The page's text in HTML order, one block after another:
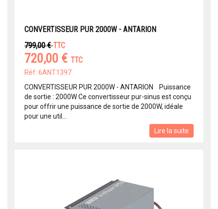
CONVERTISSEUR PUR 2000W - ANTARION
799,00 €TTC
720,00 € TTC
Réf: 6ANT1397
CONVERTISSEUR PUR 2000W - ANTARION Puissance
de sortie : 2000W Ce convertisseur pur-sinus est conçu
pour offrir une puissance de sortie de 2000W, idéale
pour une util...
Lire la suite